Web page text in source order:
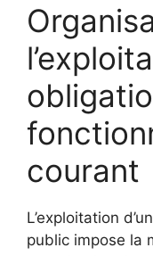
courant
L’exploitation
public impose la